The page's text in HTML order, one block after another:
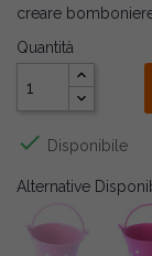
creare
Quantità
 Disponibile
Alternative